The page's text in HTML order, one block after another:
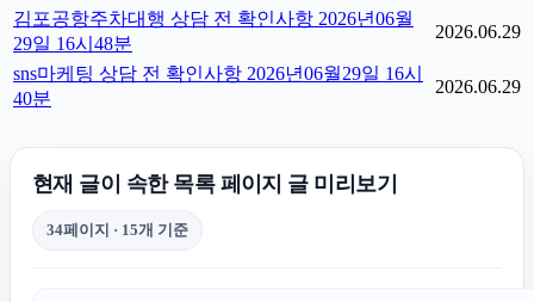
김포공항주차대행 상담 전 확인사항 2026년06월
29일 16시48분
2026.06.29
sns마케팅 상담 전 확인사항 2026년06월29일 16시
40분
2026.06.29
현재 글이 속한 목록 페이지 글 미리보기
34페이지 · 15개 기준